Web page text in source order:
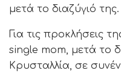
μετά το διαζύγιό της.
Για τις προκλήσεις
single mom, μετά το
Κρυσταλλία, σε